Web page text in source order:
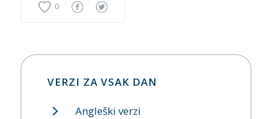
0
VERZI ZA VSAK DAN
Angleški verzi